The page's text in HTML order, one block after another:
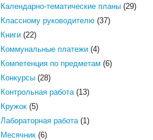
Календарно-тематические планы(29)
Классному руководителю(37)
Книги(22)
Коммунальные платежи(4)
Компетенция по предметам (6)
Конкурсы(28)
Контрольная работа(13)
Кружок(5)
Лабораторная работа(1)
Месячник(6)